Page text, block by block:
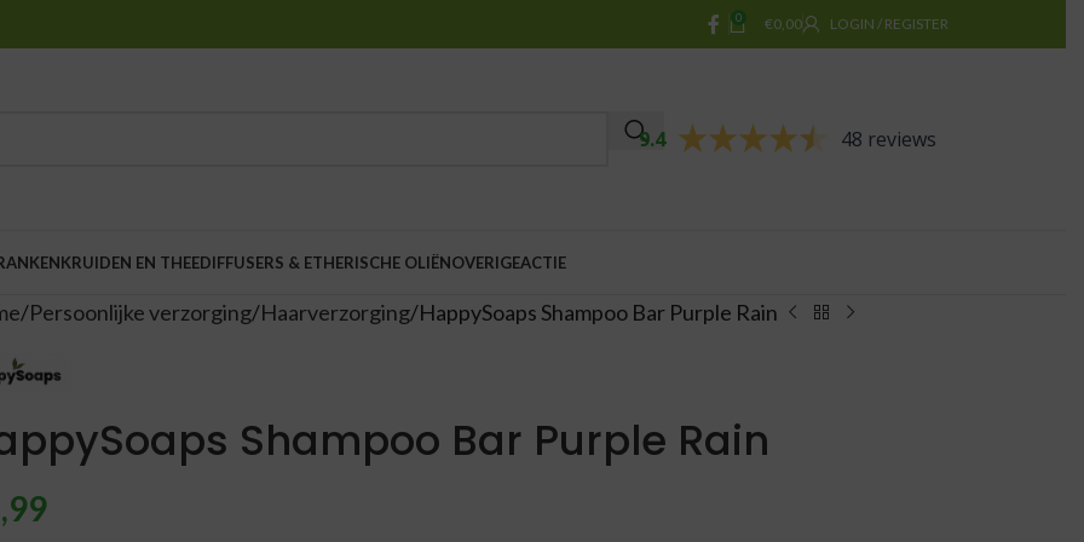
0 €0,00 LOGIN / REGISTER
9.4 48 reviews
KRUIDEN EN THEEDIFFUSERS & ETHERISCHE OLIËNOVERIGEACTIE
Persoonlijke verzorging Haarverzorging HappySoaps Shampoo Bar Purple Rain
Shampoo Bar Purple Rain